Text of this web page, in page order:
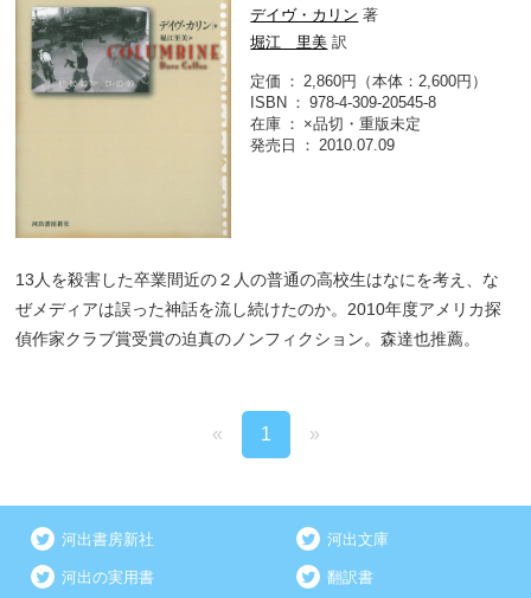
デイヴ・カリン 著
堀江 里美 訳
定価
2,860円（本体：2,600円）
ISBN
978-4-309-20545-8
在庫
×品切・重版未定
発売日
2010.07.09
13人を殺害した卒業間近の２人の普通の高校生はなにを考え、な
ぜメディアは誤った神話を流し続けたのか。2010年度アメリカ探
偵作家クラブ賞受賞の迫真のノンフィクション。森達也推薦。
« 1 »
河出書房新社 河出文庫
河出の実用書 翻訳書